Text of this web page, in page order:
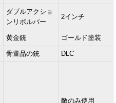
ダブルアクショ
ンリボルバー
2インチ
黄金銃 ゴールド塗装
骨董品の銃 DLC
敵のみ使用